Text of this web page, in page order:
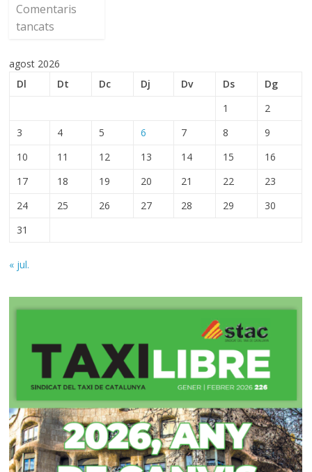
Comentaris
tancats
agost 2026
Dl
Dt Dc Dj Dv Ds
Dg
1
2
3
4 5 6 7 8
9
10
11 12 13 14 15
16
17
18 19 20 21 22
23
24
25 26 27 28 29
30
31
« jul.